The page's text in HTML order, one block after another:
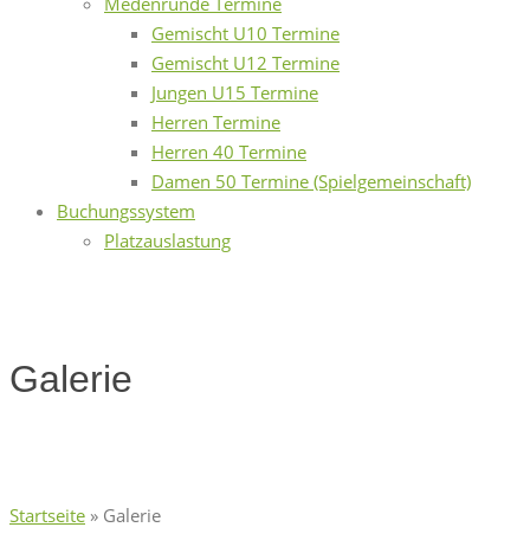
Gemischt U10 Termine
Gemischt U12 Termine
Jungen U15 Termine
Herren Termine
Herren 40 Termine
Damen 50 Termine (Spielgemeinschaft)
Buchungssystem
Platzauslastung
Galerie
Startseite » Galerie